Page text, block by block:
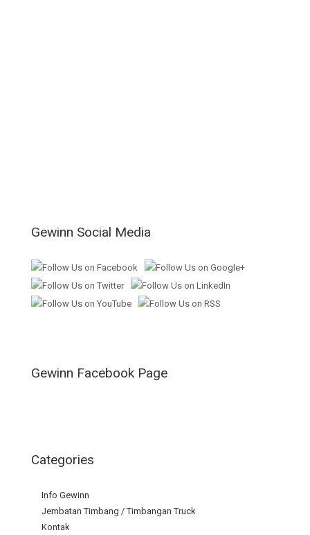
Gewinn Social Media
Gewinn Facebook Page
Categories
Info Gewinn
Jembatan Timbang / Timbangan Truck
Kontak